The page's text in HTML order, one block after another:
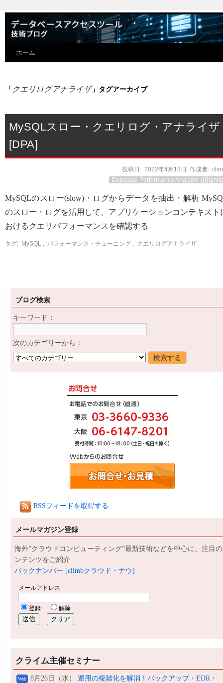
ホーム
「 クエリログアナライザ」タグアーカイブ
MySQLスロー・クエリログ・アナライザ
[DPA]
投稿日: 2022年4月13日 作成者:
Database Performance Analyzer (旧
MySQLのスロー(slow)・ログからデータを抽出・解析
のスロー・ログを活用して、アプリケーションコンテキスト
おけるクエリパフォーマンスを確認する
タグ: MySQL , パフォーマンス・チューニング , クエリログアナライザ
ブログ検索
キーワード：
次のカテゴリーから：
RSSフィードを取得する
メールマガジン登録
海外”クラウドコンピューティング”最新技術などを中心に、注目
ンテンツをご紹介
バックナンバー [climbクラウド・ナウ]
クライム主催セミナー
Web 8月26日（水） 運用の複雑化を解消！バックアップ・EDR・